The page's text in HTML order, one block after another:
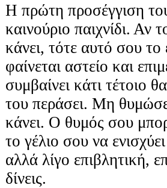
Η πρώτη προσέγγιση του
καινούριο παιχνίδι. Αν
κάνει, τότε αυτό σου το
φαίνεται αστείο και
συμβαίνει κάτι τέτοιο
του περάσει. Μη
κάνει. Ο θυμός σου
το γέλιο σου να
αλλά λίγο επιβλητική,
δίνεις.